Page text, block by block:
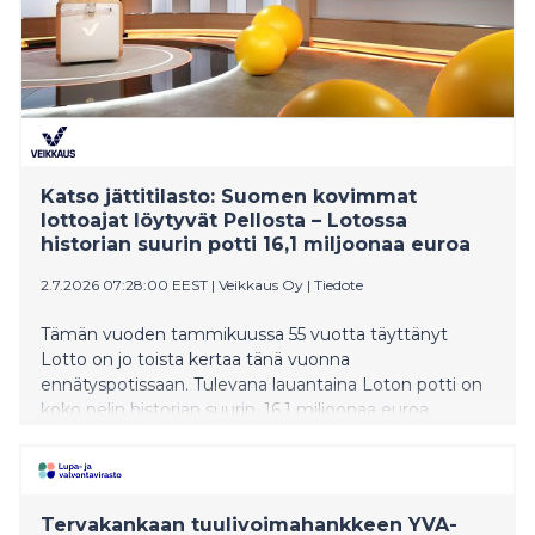
Katso jättitilasto: Suomen kovimmat
lottoajat löytyvät Pellosta – Lotossa
historian suurin potti 16,1 miljoonaa euroa
2.7.2026 07:28:00 EEST | Veikkaus Oy | Tiedote
Tämän vuoden tammikuussa 55 vuotta täyttänyt
Lotto on jo toista kertaa tänä vuonna
ennätyspotissaan. Tulevana lauantaina Loton potti on
koko pelin historian suurin, 16,1 miljoonaa euroa.
Suomen innokkaimmat ja toisaalta maltillisimmat
lottoajat.
Tervakankaan tuulivoimahankkeen YVA-